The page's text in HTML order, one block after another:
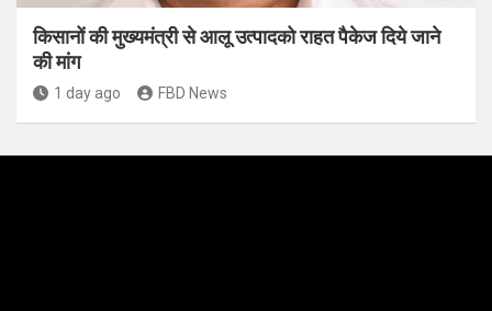
किसानों की मुख्यमंत्री से आलू उत्पादको राहत पैकेज दिये जाने
की मांग
1 day ago FBD News